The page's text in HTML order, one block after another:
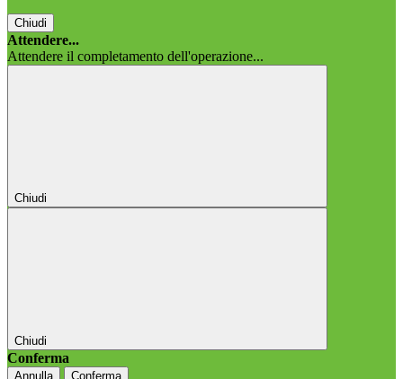
Chiudi
Attendere...
Attendere il completamento dell'operazione...
Chiudi
Chiudi
Conferma
Annulla Conferma